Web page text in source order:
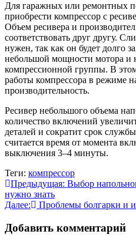
Для гаражных или ремонтных
приобрести компрессор с
Объем ресивера и
соответствовать друг другу.
нужен, так как он будет долго
небольшой мощности мотора и
компрессионной группы. В
работы компрессора в режиме
производительность.
Ресивер небольшого объема
количество включений
деталей и сократит срок
считается время от момента
выключения 3–4 минуты.
Теги: компрессор
Навигация
по
Предыдущая: Выбор
нужно знать
Далее:
Проблемы болгарки и
Добавить комментарий